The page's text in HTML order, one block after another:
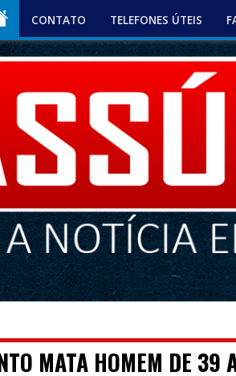
CONTATO TELEFONES ÚTEIS
MATA HOMEM DE 39